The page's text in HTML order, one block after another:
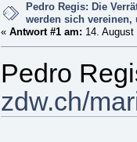
Pedro Regis: Die
werden sich vereinen,
« Antwort #1 am: 14.
Pedro
zdw.ch/